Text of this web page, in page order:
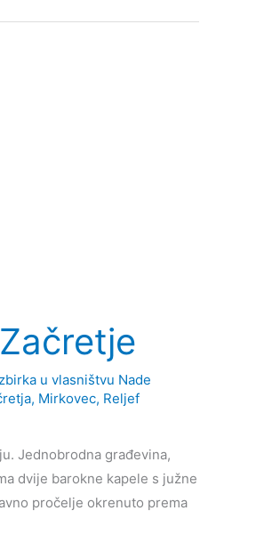
u vlasništvu Nade
, Mirkovec, Reljef
Jednobrodna građevina,
dvije barokne kapele s južne
pročelje okrenuto prema